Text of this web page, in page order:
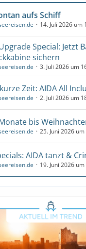
aufs Schiff
14. Juli 2026 um
Special: Jetzt
sichern
3. Juli 2026 um
Zeit: AIDA All
2. Juli 2026 um
bis
25. Juni 2026
AIDA tanzt &
19. Juni 2026